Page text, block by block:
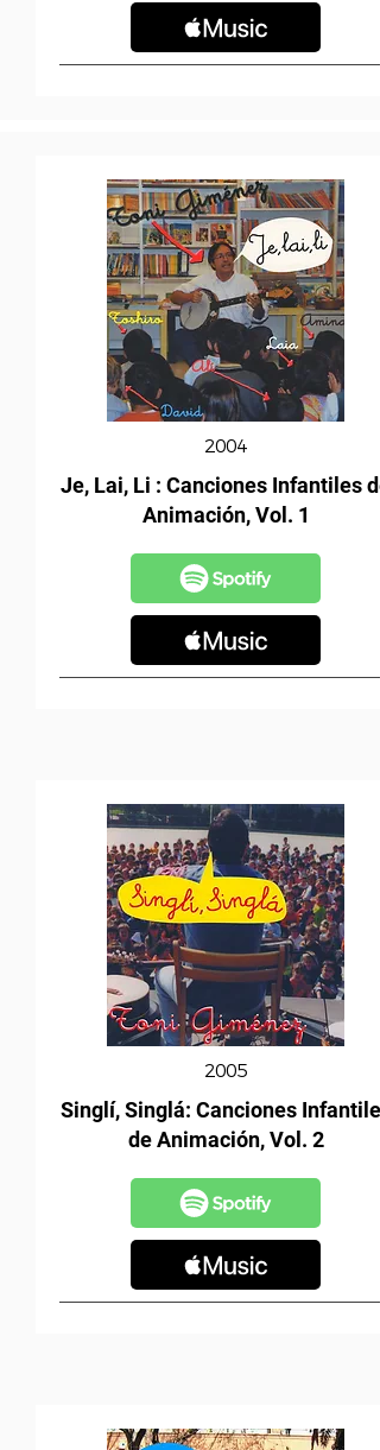
2004
Je, Lai, Li : Canciones Infantiles de
Animación, Vol. 1
2005
Singlí, Singlá: Canciones Infantiles
de Animación, Vol. 2